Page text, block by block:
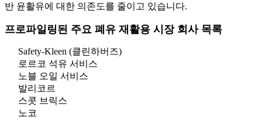
반 윤활유에 대한 의존도를 줄이고 있습니다.
프로파일링된 주요 폐유 재활용 시장 회사 목록
Safety-Kleen (클린하버즈)
로르코 석유 서비스
노블 오일 서비스
발리코르
스콧 브릭스
노코